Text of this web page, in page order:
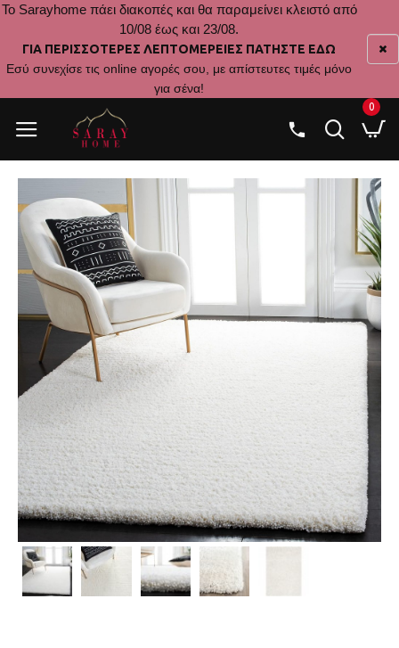
Το Sarayhome πάει διακοπές και θα παραμείνει κλειστό από
10/08 έως και 23/08.
ΓΙΑ ΠΕΡΙΣΣΟΤΕΡΕΣ ΛΕΠΤΟΜΕΡΕΙΕΣ ΠΑΤΗΣΤΕ ΕΔΩ
Εσύ συνεχίσε τις online αγορές σου, με απίστευτες τιμές μόνο
για σένα!
0